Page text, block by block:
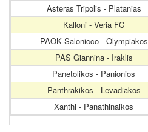
Asteras Tripolis - Platanias
Kalloni - Veria FC
PAOK Salonicco - Olympiakos
PAS Giannina - Iraklis
Panetolikos - Panionios
Panthrakikos - Levadiakos
Xanthi - Panathinaikos